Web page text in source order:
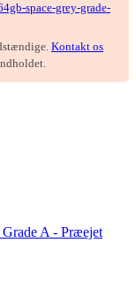
space-grey-grade-
Kontakt os